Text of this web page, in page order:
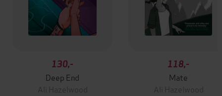
130,-
Deep End
Ali Hazelwood
118,-
Mate
Ali Hazelwood